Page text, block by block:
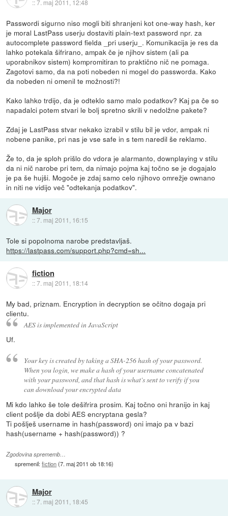
::7. maj 2011, 12:48
Passwordi sigurno niso mogli biti shranjeni kot one-way hash, ker
je moral LastPass userju dostaviti plain-text password npr. za
autocomplete password fielda _pri userju_. Komunikacija je res da
lahko potekala šifrirano, ampak če je njihov sistem (ali pa
uporabnikov sistem) kompromitiran to praktično nič ne pomaga.
Zagotovi samo, da na poti nobeden ni mogel do passworda. Kako
da nobeden ni omenil te možnosti?!
Kako lahko trdijo, da je odteklo samo malo podatkov? Kaj pa če so
napadalci potem stvari le bolj spretno skrili v nedolžne pakete?
Zdaj je LastPass stvar nekako izrabil v stilu bil je vdor, ampak ni
nobene panike, pri nas je vse safe in s tem naredil še reklamo.
Že to, da je sploh prišlo do vdora je alarmanto, downplaying v stilu
da ni nič narobe pri tem, da nimajo pojma kaj točno se je dogajalo
je pa še hujši. Mogoče je zdaj samo celo njihovo omrežje ownano
in niti ne vidijo več "odtekanja podatkov".
Major
::7. maj 2011, 16:15
Tole si popolnoma narobe predstavljaš.
https://lastpass.com/support.php?cmd=sh...
fiction
::7. maj 2011, 18:14
My bad, priznam. Encryption in decryption se očitno dogaja pri
clientu.
AES is implemented in JavaScript
Uf.
Your key is created by taking a SHA-256 hash of your password.
When you login, we make a hash of your username concatenated
with your password, and that hash is what's sent to verify if you
can download your encrypted data
Mi kdo lahko še tole dešifrira prosim. Kaj točno oni hranijo in kaj
client pošlje da dobi AES encryptana gesla?
Ti pošlješ username in hash(password) oni imajo pa v bazi
hash(username + hash(password)) ?
Zgodovina sprememb…
spremenil:fiction(7. maj 2011 ob 18:16)
Major
::7. maj 2011, 18:45